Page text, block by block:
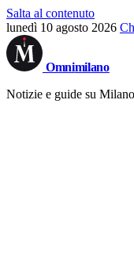
Salta al contenuto
lunedì 10 agosto 2026
Omnimilano
Notizie e guide su